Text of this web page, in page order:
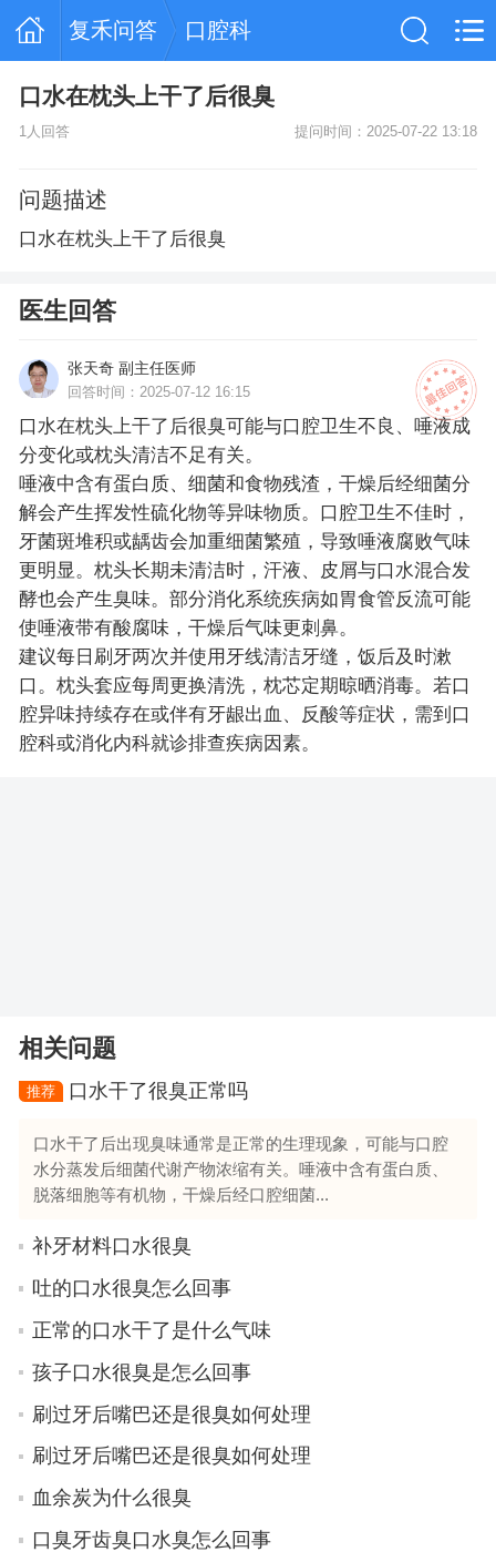
复禾问答 口腔科
口水在枕头上干了后很臭
1人回答 提问时间：2025-07-22 13:18
问题描述
口水在枕头上干了后很臭
医生回答
张天奇 副主任医师
回答时间：2025-07-12 16:15
口水在枕头上干了后很臭可能与口腔卫生不良、唾液成
分变化或枕头清洁不足有关。
唾液中含有蛋白质、细菌和食物残渣，干燥后经细菌分
解会产生挥发性硫化物等异味物质。口腔卫生不佳时，
牙菌斑堆积或龋齿会加重细菌繁殖，导致唾液腐败气味
更明显。枕头长期未清洁时，汗液、皮屑与口水混合发
酵也会产生臭味。部分消化系统疾病如胃食管反流可能
使唾液带有酸腐味，干燥后气味更刺鼻。
建议每日刷牙两次并使用牙线清洁牙缝，饭后及时漱
口。枕头套应每周更换清洗，枕芯定期晾晒消毒。若口
腔异味持续存在或伴有牙龈出血、反酸等症状，需到口
腔科或消化内科就诊排查疾病因素。
相关问题
推荐 口水干了很臭正常吗
口水干了后出现臭味通常是正常的生理现象，可能与口腔
水分蒸发后细菌代谢产物浓缩有关。唾液中含有蛋白质、
脱落细胞等有机物，干燥后经口腔细菌...
补牙材料口水很臭
吐的口水很臭怎么回事
正常的口水干了是什么气味
孩子口水很臭是怎么回事
刷过牙后嘴巴还是很臭如何处理
刷过牙后嘴巴还是很臭如何处理
血余炭为什么很臭
口臭牙齿臭口水臭怎么回事